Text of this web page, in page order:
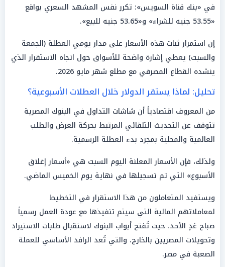
في «بنك قناة السويس»: تكرر نفس المشهد السعري بواقع
«53.55 جنيه للشراء» و«53.65 جنيه للبيع».
إن استمرار ثبات هذه الأسعار على مدار يومي العطلة (الجمعة
والسبت) يعطي إشارة واضحة للأسواق حول اتجاه الاستقرار الذي
ينشده القطاع المصرفي مع مطلع شهر مايو 2026.
تحليل: لماذا يستقر الدولار خلال العطلات الأسبوعية؟
من المعروف اقتصادياً أن شاشات التداول في البنوك المصرية
تتوقف عن التحديث التلقائي المرتبط بحركة العرض والطلب
العالمية والمحلية بمجرد بدء العطلة الرسمية.
ولذلك، فإن الأسعار المعلنة اليوم السبت هي «أسعار إغلاق
الأسبوع» التي تم تسجيلها في نهاية يوم الخميس الماضي.
ويستفيد المتعاملون من هذا الاستقرار في التخطيط
لمعاملاتهم المالية التي سيتم تنفيذها مع عودة العمل رسمياً
صباح غدٍ الأحد، حيث تُفتح أبواب البنوك لاستقبال طلبات الاستيراد
وتحويلات المصريين بالخارج، والتي تُعد الرافد الأساسي للعملة
الصعبة في مصر.